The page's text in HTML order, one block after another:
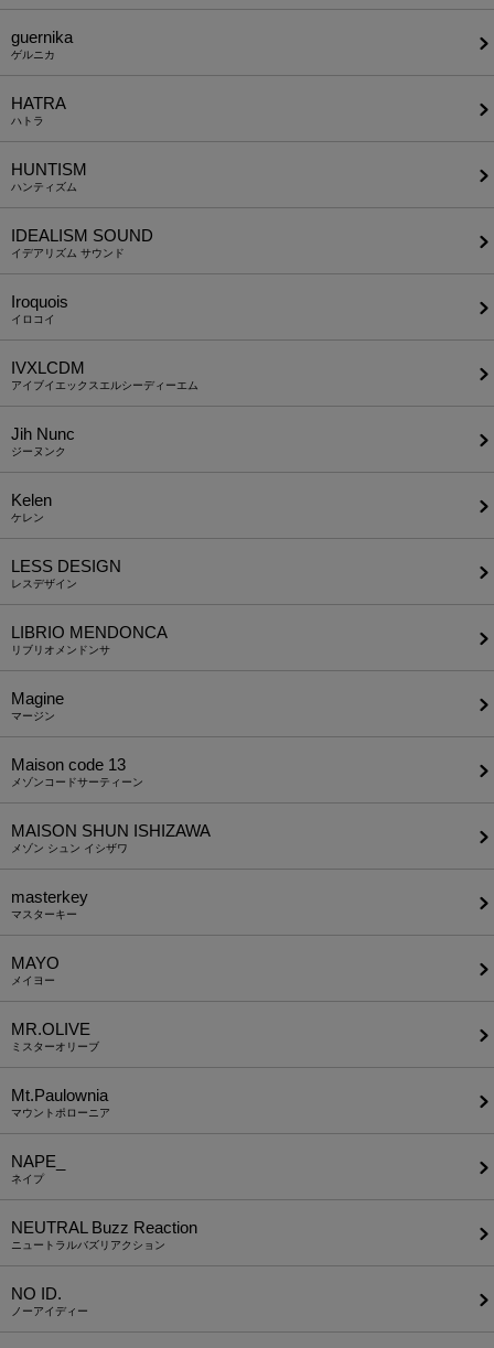
guernika
ゲルニカ
HATRA
ハトラ
HUNTISM
ハンティズム
IDEALISM SOUND
イデアリズム サウンド
Iroquois
イロコイ
IVXLCDM
アイブイエックスエルシーディーエム
Jih Nunc
ジーヌンク
Kelen
ケレン
LESS DESIGN
レスデザイン
LIBRIO MENDONCA
リブリオメンドンサ
Magine
マージン
Maison code 13
メゾンコードサーティーン
MAISON SHUN ISHIZAWA
メゾン シュン イシザワ
masterkey
マスターキー
MAYO
メイヨー
MR.OLIVE
ミスターオリーブ
Mt.Paulownia
マウントポローニア
NAPE_
ネイプ
NEUTRAL Buzz Reaction
ニュートラルバズリアクション
NO ID.
ノーアイディー